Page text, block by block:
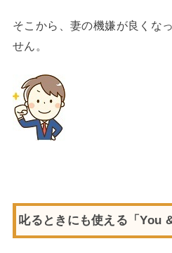
そこから、妻の機嫌が良くな
せん。
叱るときにも使える「You &